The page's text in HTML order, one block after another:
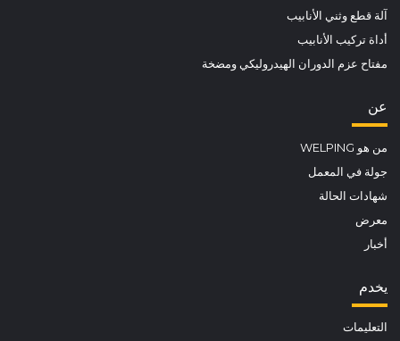
آلة قطع وثني الأنابيب
أداة تركيب الأنابيب
مفتاح عزم الدوران الهيدروليكي ومضخة
عن
من هو WELPING
جولة في المعمل
شهادات الحالة
معرض
أخبار
يخدم
التعليمات